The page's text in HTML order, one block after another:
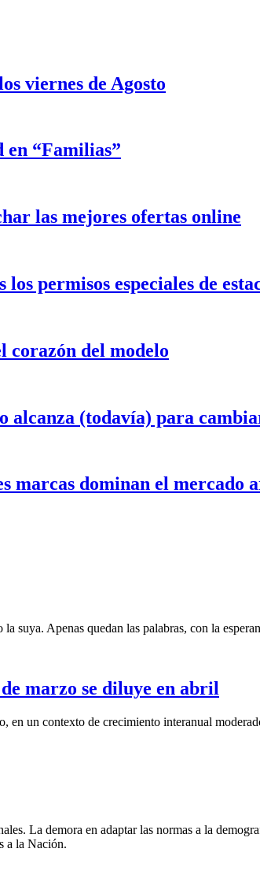
viernes de Agosto
en “Familias”
las mejores ofertas online
permisos especiales de
corazón del modelo
alcanza (todavía) para
marcas dominan el mercado
Apenas quedan las palabras, con la
marzo se diluye en abril
en un contexto de crecimiento interanual
La demora en adaptar las normas a la
a la Nación.